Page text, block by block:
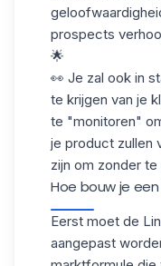
prospects
🌟
👀 Je zal ook in
te krijgen van je
te "monitoren"
je product zullen
zijn om zonder te
Hoe bouw je
Eerst moet de
aangepast